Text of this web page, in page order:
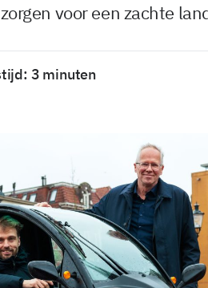
voor een zachte
3 minuten